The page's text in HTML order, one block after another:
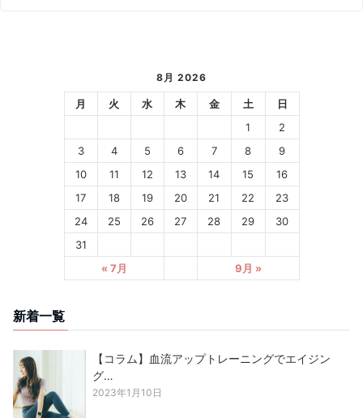
8月 2026
月 火 水 木 金 土
日
1
2
3
4 5 6 7 8
9
10
11 12 13 14 15
16
17
18 19 20 21 22
23
24
25 26 27 28 29
30
31
« 7月
9月 »
新着一覧
【コラム】血流アップトレーニングでエイジン
グ…
2023年1月10日